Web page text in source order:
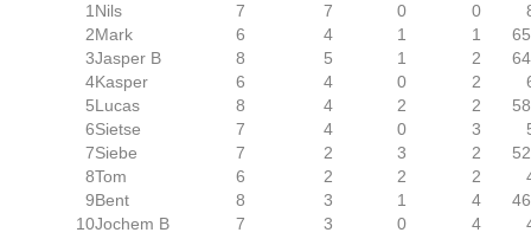
1 Nils 7 7 0 0
2Mark 6 4 1 1
3Jasper B 8 5 1 2
4Kasper 6 4 0 2
5Lucas 8 4 2 2
6Sietse 7 4 0 3
7Siebe 7 2 3 2
8Tom 6 2 2 2
9Bent 8 3 1 4
10Jochem B 7 3 0 4